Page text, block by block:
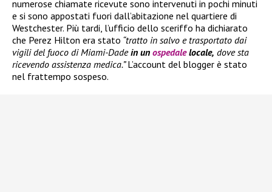
numerose chiamate ricevute sono intervenuti in pochi minuti
e si sono appostati fuori dall’abitazione nel quartiere di
Westchester. Più tardi, l’ufficio dello sceriffo ha dichiarato
che Perez Hilton era stato “tratto in salvo e trasportato dai
vigili del fuoco di Miami-Dadein un ospedalelocale, dove sta
ricevendo assistenza medica.”L’account del blogger è stato
nel frattempo sospeso.